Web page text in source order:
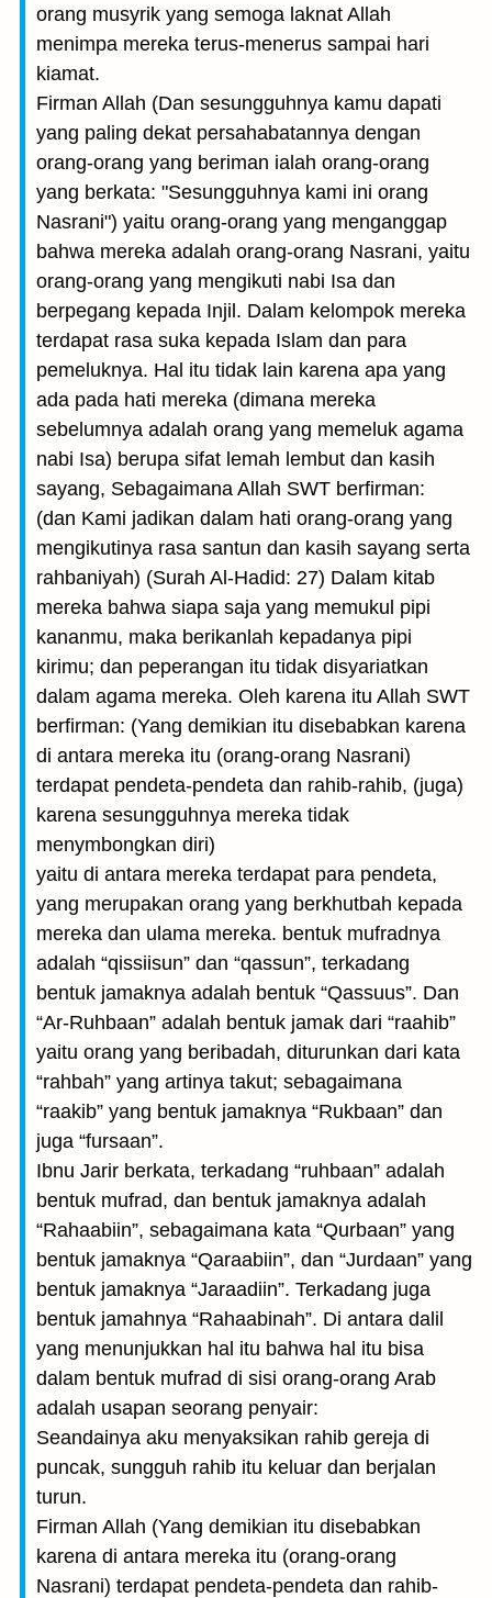
orang musyrik yang semoga laknat Allah
menimpa mereka terus-menerus sampai hari
kiamat.
Firman Allah (Dan sesungguhnya kamu dapati
yang paling dekat persahabatannya dengan
orang-orang yang beriman ialah orang-orang
yang berkata: "Sesungguhnya kami ini orang
Nasrani") yaitu orang-orang yang menganggap
bahwa mereka adalah orang-orang Nasrani, yaitu
orang-orang yang mengikuti nabi Isa dan
berpegang kepada Injil. Dalam kelompok mereka
terdapat rasa suka kepada Islam dan para
pemeluknya. Hal itu tidak lain karena apa yang
ada pada hati mereka (dimana mereka
sebelumnya adalah orang yang memeluk agama
nabi Isa) berupa sifat lemah lembut dan kasih
sayang, Sebagaimana Allah SWT berfirman:
(dan Kami jadikan dalam hati orang-orang yang
mengikutinya rasa santun dan kasih sayang serta
rahbaniyah) (Surah Al-Hadid: 27) Dalam kitab
mereka bahwa siapa saja yang memukul pipi
kananmu, maka berikanlah kepadanya pipi
kirimu; dan peperangan itu tidak disyariatkan
dalam agama mereka. Oleh karena itu Allah SWT
berfirman: (Yang demikian itu disebabkan karena
di antara mereka itu (orang-orang Nasrani)
terdapat pendeta-pendeta dan rahib-rahib, (juga)
karena sesungguhnya mereka tidak
menymbongkan diri)
yaitu di antara mereka terdapat para pendeta,
yang merupakan orang yang berkhutbah kepada
mereka dan ulama mereka. bentuk mufradnya
adalah “qissiisun” dan “qassun”, terkadang
bentuk jamaknya adalah bentuk “Qassuus”. Dan
“Ar-Ruhbaan” adalah bentuk jamak dari “raahib”
yaitu orang yang beribadah, diturunkan dari kata
“rahbah” yang artinya takut; sebagaimana
“raakib” yang bentuk jamaknya “Rukbaan” dan
juga “fursaan”.
Ibnu Jarir berkata, terkadang “ruhbaan” adalah
bentuk mufrad, dan bentuk jamaknya adalah
“Rahaabiin”, sebagaimana kata “Qurbaan” yang
bentuk jamaknya “Qaraabiin”, dan “Jurdaan” yang
bentuk jamaknya “Jaraadiin”. Terkadang juga
bentuk jamahnya “Rahaabinah”. Di antara dalil
yang menunjukkan hal itu bahwa hal itu bisa
dalam bentuk mufrad di sisi orang-orang Arab
adalah usapan seorang penyair:
Seandainya aku menyaksikan rahib gereja di
puncak, sungguh rahib itu keluar dan berjalan
turun.
Firman Allah (Yang demikian itu disebabkan
karena di antara mereka itu (orang-orang
Nasrani) terdapat pendeta-pendeta dan rahib-